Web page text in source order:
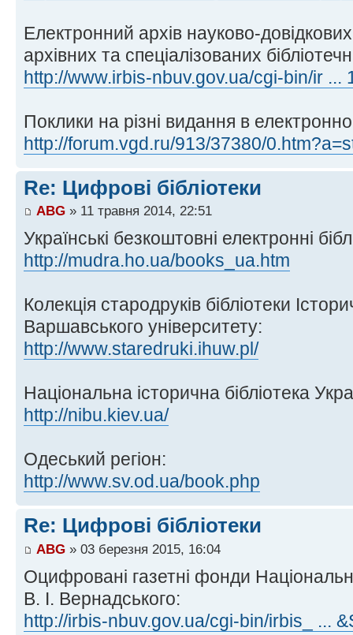
Електронний архів науково-
архівних та спеціалізованих
http://www.irbis-nbuv.gov.ua/cgi-bin/ir ...
Поклики на різні видання в
http://forum.vgd.ru/913/37380/
Re: Цифрові бібліотеки
ABG » 11 травня 2014, 22:51
Українські безкоштовні електронні
http://mudra.ho.ua/books_ua.htm
Колекція стародруків бібліотеки
Варшавського університету:
http://www.staredruki.ihuw.pl/
Національна історична бібліотека
http://nibu.kiev.ua/
Одеський регіон:
http://www.sv.od.ua/book.php
Re: Цифрові бібліотеки
ABG » 03 березня 2015, 16:04
Оцифровані газетні фонди
В. І. Вернадського:
http://irbis-nbuv.gov.ua/cgi-bin/irbis_ ...